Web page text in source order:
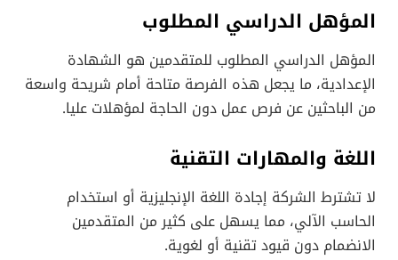
المؤهل الدراسي المطلوب
المؤهل الدراسي المطلوب للمتقدمين هو الشهادة
الإعدادية، ما يجعل هذه الفرصة متاحة أمام شريحة واسعة
من الباحثين عن فرص عمل دون الحاجة لمؤهلات عليا.
اللغة والمهارات التقنية
لا تشترط الشركة إجادة اللغة الإنجليزية أو استخدام
الحاسب الآلي، مما يسهل على كثير من المتقدمين
الانضمام دون قيود تقنية أو لغوية.